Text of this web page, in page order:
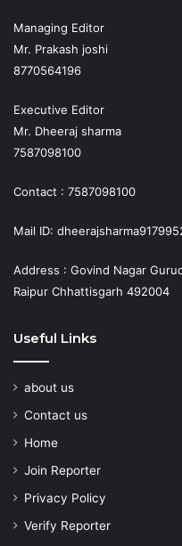
Managing Editor
Mr. Prakash joshi
8770564196
Executive Editor
Mr. Dheeraj sharma
7587098100
Contact : 7587098100
Mail ID:
Address : Govind Nagar
Raipur Chhattisgarh 492004
Useful Links
about us
Contact us
Home
Join Reporter
Privacy Policy
Verify Reporter